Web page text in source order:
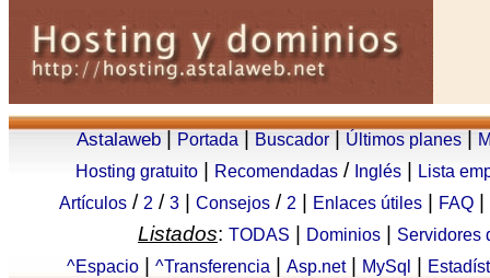
Astalaweb Portada Buscador Últimos planes
Hosting gratuito
Recomendadas / Inglés
Lista
Artículos / 2 / 3 Consejos / 2 Enlaces útiles FAQ
Listados: TODAS Dominios
Servidores
^Espacio
^Transferencia Asp.net| MySql